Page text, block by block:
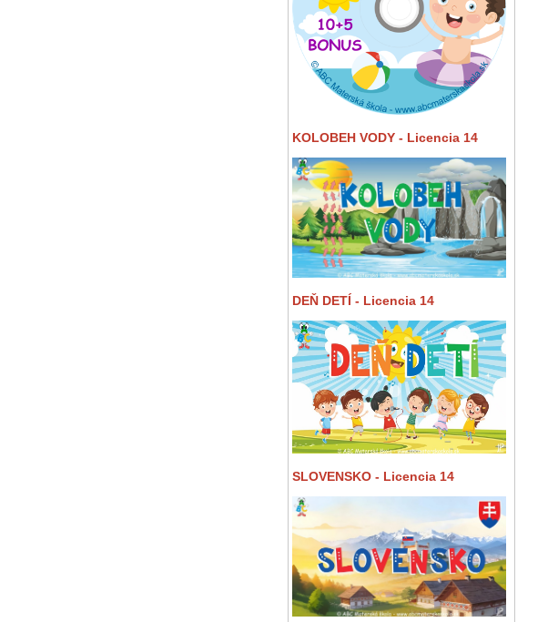
KOLOBEH VODY - Licencia 14
DEŇ DETÍ - Licencia 14
SLOVENSKO - Licencia 14